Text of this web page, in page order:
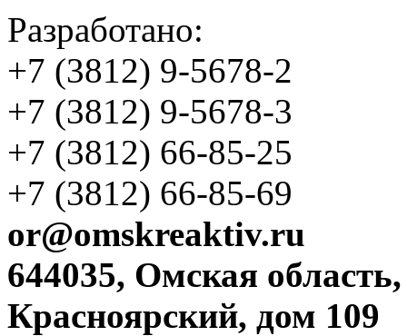
Разработано:
+7 (3812) 9-5678-2
+7 (3812) 9-5678-3
+7 (3812) 66-85-25
+7 (3812) 66-85-69
or@omskreaktiv.ru
644035, Омская
Красноярский, дом 109